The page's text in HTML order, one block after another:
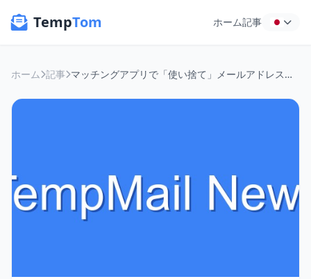
TempTom ホーム記事
ホーム 記事 マッチングアプリで「使い捨て」メールアドレスが最強！プライバシーと安全を守る裏技